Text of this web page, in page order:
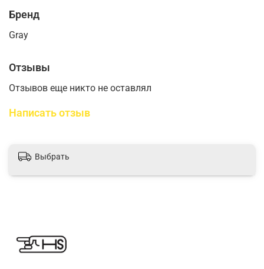
Бренд
Gray
Отзывы
Отзывов еще никто не оставлял
Написать отзыв
Выбрать